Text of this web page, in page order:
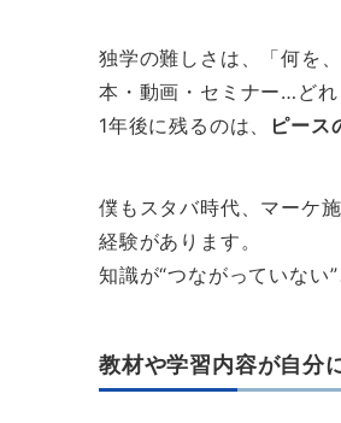
独学の難しさは、「何を
本・動画・セミナー…どれ
1年後に残るのは、
ピース
僕もスタバ時代、マーケ
経験があります。
知識が“つながっていない
教材や学習内容が自分